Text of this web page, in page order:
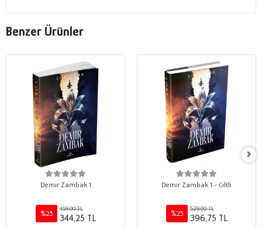
Benzer Ürünler
Demir Zambak 1
%25
459,00 TL
344,25 TL
Demir Zambak 1 - Ciltli
%25
529,00 TL
396,75 TL